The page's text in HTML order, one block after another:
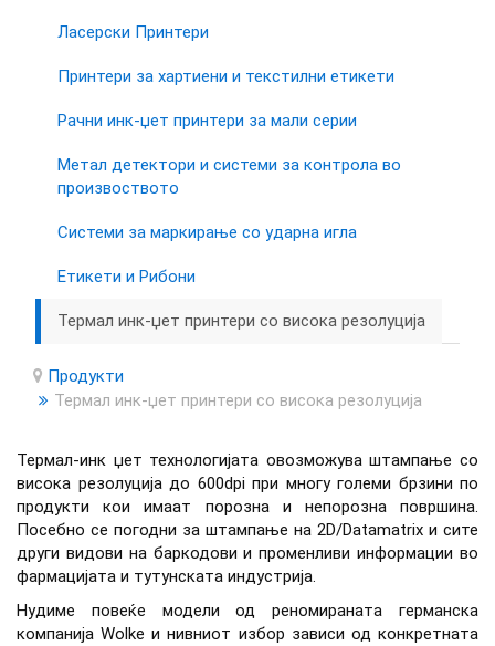
Ласерски Принтери
Принтери за хартиени и текстилни етикети
Рачни инк-џет принтери за мали серии
Метал детектори и системи за контрола во
произвоството
Системи за маркирање со ударна игла
Етикети и Рибони
Термал инк-џет принтери со висока резолуција
Продукти
Термал инк-џет принтери со висока резолуција
Термал-инк џет технологијата овозможува штампање со
висока резолуција до 600dpi при многу големи брзини по
продукти кои имаат порозна и непорозна површина.
Посебно се погодни за штампање на 2D/Datamatrix и сите
други видови на баркодови и променливи информации во
фармацијата и тутунската индустрија.
Нудиме повеќе модели од реномираната германска
компанија Wolke и нивниот избор зависи од конкретната